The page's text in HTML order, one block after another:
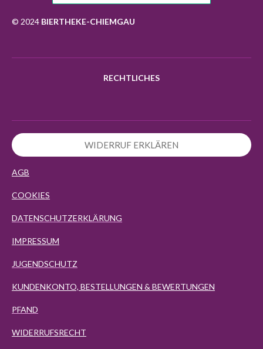
k
a
m
p
p
© 2024 BIERTHEKE-CHIEMGAU
RECHTLICHES
WIDERRUF ERKLÄREN
AGB
COOKIES
DATENSCHUTZERKLÄRUNG
IMPRESSUM
JUGENDSCHUTZ
KUNDENKONTO, BESTELLUNGEN & BEWERTUNGEN
PFAND
WIDERRUFSRECHT